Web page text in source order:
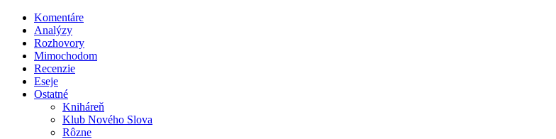
Komentáre
Analýzy
Rozhovory
Mimochodom
Recenzie
Eseje
Ostatné
Kniháreň
Klub Nového Slova
Rôzne